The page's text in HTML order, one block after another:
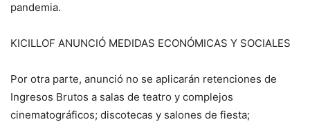
pandemia.
KICILLOF ANUNCIÓ MEDIDAS ECONÓMICAS Y SOCIALES
Por otra parte, anunció no se aplicarán retenciones de
Ingresos Brutos a salas de teatro y complejos
cinematográficos; discotecas y salones de fiesta;